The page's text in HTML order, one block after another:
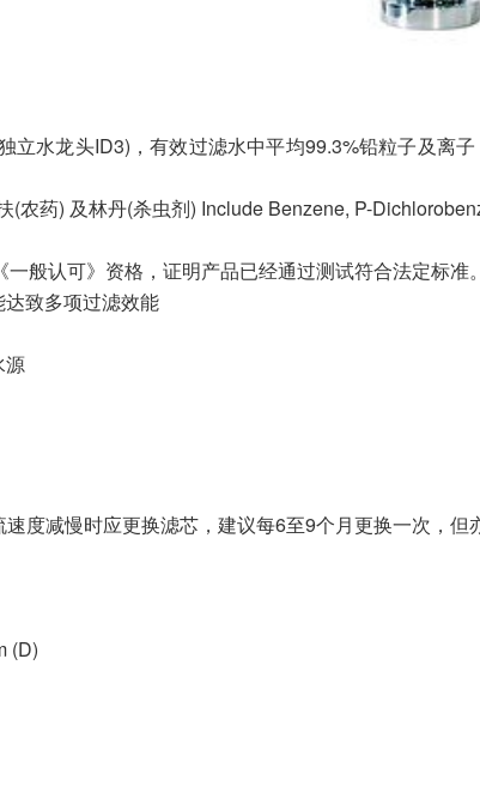
水龙头ID3)，有效过滤水中平均99.3%铅粒子及离
农药) 及林丹(杀虫剂) Include Benzene, P-
般认可》资格，证明产品已经通过测试符合法定标准。
致多项过滤效能
源
度减慢时应更换滤芯，建议每6至9个月更换一次，但
(D)